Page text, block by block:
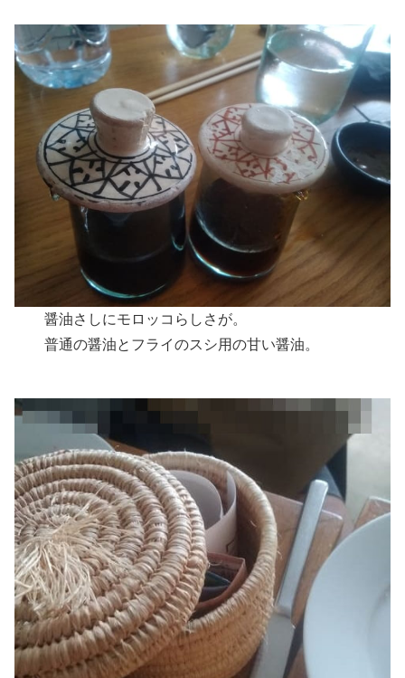
醤油さしにモロッコらしさが。
普通の醤油とフライのスシ用の甘い醤油。